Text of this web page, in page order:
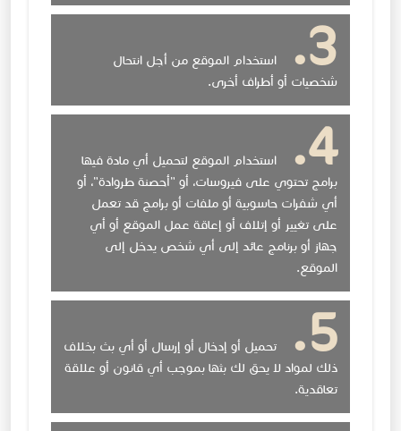
استخدام الموقع من أجل انتحال
شخصيات أو أطراف أخرى.
استخدام الموقع لتحميل أي مادة فيها
برامج تحتوي على فيروسات، أو "أحصنة طروادة"، أو
أي شفرات حاسوبية أو ملفات أو برامج قد تعمل
على تغيير أو إتلاف أو إعاقة عمل الموقع أو أي
جهاز أو برنامج عائد إلى أي شخص يدخل إلى
الموقع.
تحميل أو إدخال أو إرسال أو أي بث بخلاف
ذلك لمواد لا يحق لك بثها بموجب أي قانون أو علاقة
تعاقدية.